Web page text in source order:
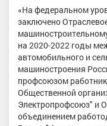
«На федеральном
заключено
на 2020-2022 годы
автомобильного и
машиностроения
профсоюзом
Общественной
Электропрофсоюз" и
объединением